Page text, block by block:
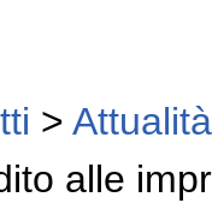
> Attualità
alle